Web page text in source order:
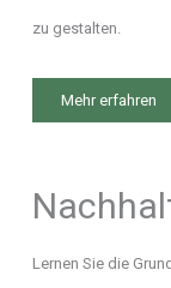
zu gestalten.
Mehr erfahren
Lernen Sie die